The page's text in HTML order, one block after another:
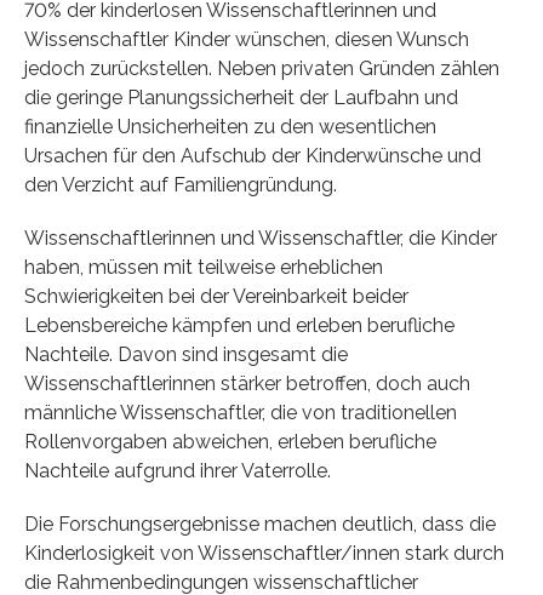
70% der kinderlosen Wissenschaftlerinnen und
Wissenschaftler Kinder wünschen, diesen Wunsch
jedoch zurückstellen. Neben privaten Gründen zählen
die geringe Planungssicherheit der Laufbahn und
finanzielle Unsicherheiten zu den wesentlichen
Ursachen für den Aufschub der Kinderwünsche und
den Verzicht auf Familiengründung.
Wissenschaftlerinnen und Wissenschaftler, die Kinder
haben, müssen mit teilweise erheblichen
Schwierigkeiten bei der Vereinbarkeit beider
Lebensbereiche kämpfen und erleben berufliche
Nachteile. Davon sind insgesamt die
Wissenschaftlerinnen stärker betroffen, doch auch
männliche Wissenschaftler, die von traditionellen
Rollenvorgaben abweichen, erleben berufliche
Nachteile aufgrund ihrer Vaterrolle.
Die Forschungsergebnisse machen deutlich, dass die
Kinderlosigkeit von Wissenschaftler/innen stark durch
die Rahmenbedingungen wissenschaftlicher